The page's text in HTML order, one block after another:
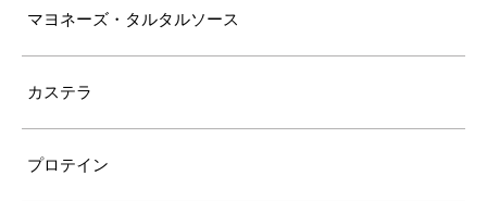
マヨネーズ・タルタルソース
カステラ
プロテイン